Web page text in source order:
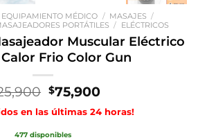
MÉDICO / MASAJES /
PORTÁTILES / ELÉCTRICOS
Muscular Eléctrico
Frio Color Gun
El
precio
original
era:
$75,900El
precio
actual
en las últimas 24 horas!
477 disponibles